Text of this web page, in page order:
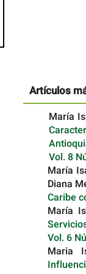
Artículos
María
Vol. 8
María
Diana
Caribe
María
Vol. 6
Maria